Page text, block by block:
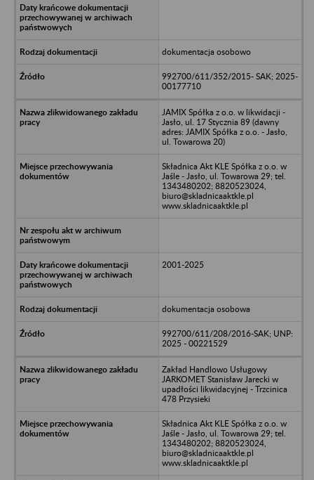
dokumentacja osobowo
992700/611/352/2015- SAK; 2025-
00177710
JAMIX Spółka z o.o. w likwidacji -
Jasło, ul. 17 Stycznia 89 (dawny
adres: JAMIX Spółka z o.o. - Jasło,
ul. Towarowa 20)
Składnica Akt KLE Spółka z o.o. w
Jaśle - Jasło, ul. Towarowa 29; tel.
1343480202; 8820523024,
biuro@skladnicaaktkle.pl
www.skladnicaaktkle.pl
2001-2025
dokumentacja osobowa
992700/611/208/2016-SAK; UNP:
2025 - 00221529
Zakład Handlowo Usługowy
JARKOMET Stanisław Jarecki w
upadłości likwidacyjnej - Trzcinica
478 Przysieki
Składnica Akt KLE Spółka z o.o. w
Jaśle - Jasło, ul. Towarowa 29; tel.
1343480202; 8820523024,
biuro@skladnicaaktkle.pl
www.skladnicaaktkle.pl